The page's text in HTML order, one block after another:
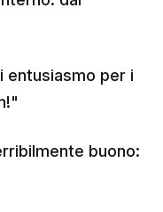
entusiasmo per i
buono: